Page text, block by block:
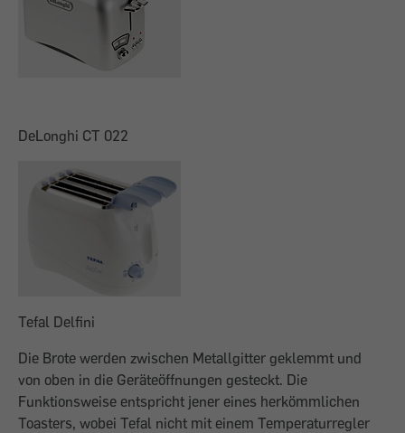
DeLonghi CT 022
Tefal Delfini
Die Brote werden zwischen Metallgitter geklemmt und
von oben in die Geräteöffnungen gesteckt. Die
Funktionsweise entspricht jener eines herkömmlichen
Toasters, wobei Tefal nicht mit einem Temperaturregler